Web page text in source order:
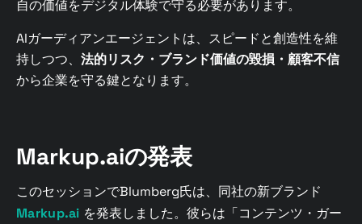
自の価値をデジタル体験で守る必要があります。
AIガーディアンエージェントは、スピードと創造性を維
持しつつ、 法的リスク・ブランド価値の毀損・顧客不信
から企業を守る鍵となります。
Markup.aiの発表
このセッションでBlumberg氏は、同社の新ブランド
Markup.ai を発表しました。彼らは「コンテンツ・ガー